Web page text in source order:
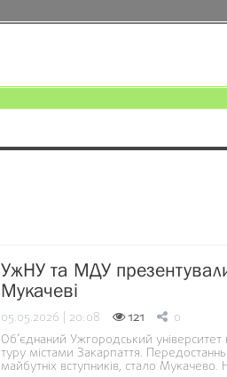
УжНУ та МДУ
Мукачеві
05.05.2026 | 20:08 121 0
Об’єднаний Ужгородський
туру містами Закарпаття.
майбутніх вступників, стало